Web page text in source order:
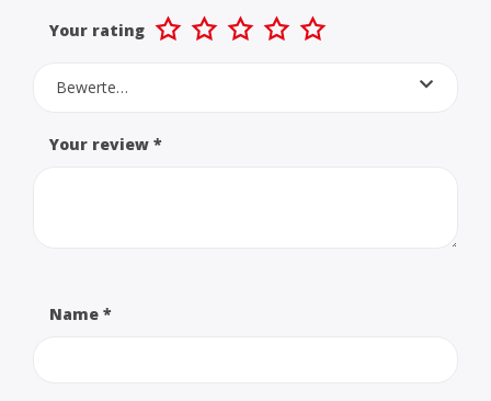
Your rating
Bewerte…
Your review *
Name *